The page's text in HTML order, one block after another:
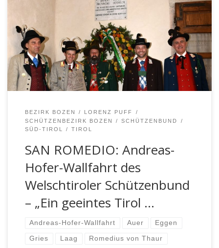
Da die Straße zum Wallfahrtsort St. Romedius wegen
Steinschlags in letzter Zeit gesperrt war, wartete heuer
die Andreas-Hofer-Feier des Welschtiroler
Schützenbundes mit einigen Neuerungen auf. Man wich
auf die Basilika von Sanzeno aus.
BEZIRK BOZEN
LORENZ PUFF
SCHÜTZENBEZIRK BOZEN
SCHÜTZENBUND
SÜD-TIROL
TIROL
SAN ROMEDIO: Andreas-
Hofer-Wallfahrt des
Welschtiroler Schützenbund
– „Ein geeintes Tirol …
Andreas-Hofer-Wallfahrt Auer Eggen
Gries Laag Romedius von Thaur